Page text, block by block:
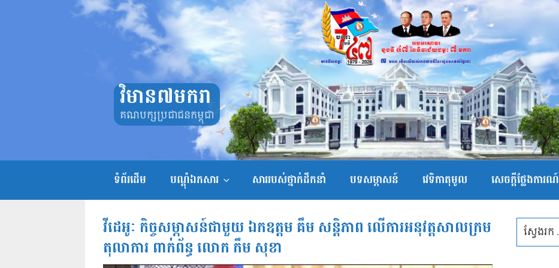
វិមាន៧មករា
គណបក្សប្រជាជនកម្ពុជា
ទំព័រដើម បណ្តុំឯកសារ សាររបស់ថ្នាក់ដឹកនាំ បទសម្ភាសន៍ វេទិកាតុមូល សេចក្ដីថ្លែងការណ៍
វីដេអូៈ កិច្ចសម្ភាសន៍ជាមួយ ឯកឧត្តម គឹម សន្តិភាព លើការអនុវត្តសាលក្រម
តុលាការ ពាក់ព័ន្ធ លោក កឹម សុខា